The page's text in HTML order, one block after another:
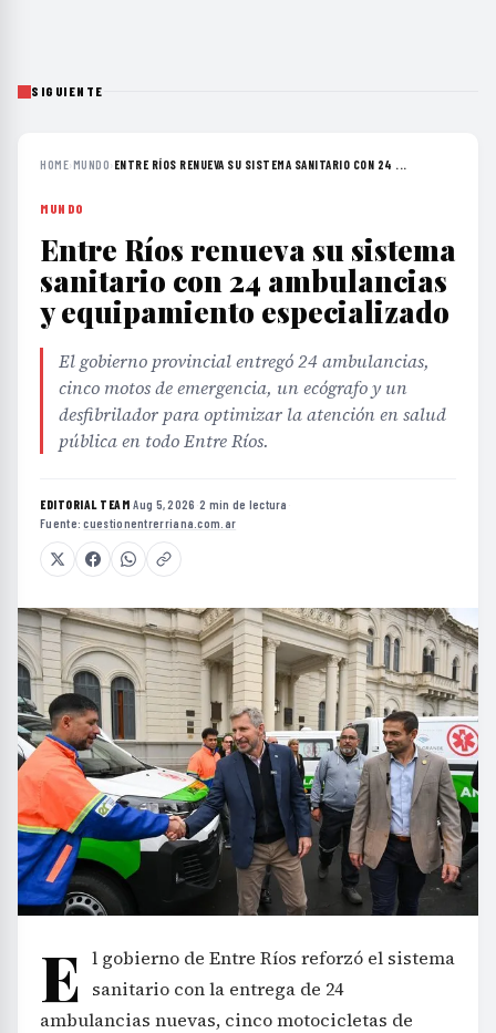
SIGUIENTE
HOME›MUNDO› ENTRE RÍOS RENUEVA SU SISTEMA SANITARIO CON 24 ...
MUNDO
Entre Ríos renueva su sistema
sanitario con 24 ambulancias
y equipamiento especializado
El gobierno provincial entregó 24 ambulancias,
cinco motos de emergencia, un ecógrafo y un
desfibrilador para optimizar la atención en salud
pública en todo Entre Ríos.
EDITORIAL TEAM·Aug 5, 2026 ·2 min de lectura ·
Fuente:cuestionentrerriana.com.ar
E l gobierno de Entre Ríos reforzó el sistema
sanitario con la entrega de 24
ambulancias nuevas, cinco motocicletas de